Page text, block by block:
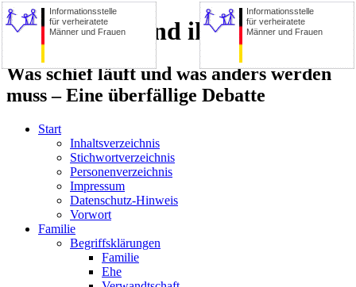
Informationsstelle
für verheiratete
Männer und Frauen
Die Familie und ihre Zerstörer
Was schief läuft und was anders werden
muss – Eine überfällige Debatte
Informationsstelle
für verheiratete
Männer und Frauen
Start
Inhaltsverzeichnis
Stichwortverzeichnis
Personenverzeichnis
Impressum
Datenschutz-Hinweis
Vorwort
Familie
Begriffsklärungen
Familie
Ehe